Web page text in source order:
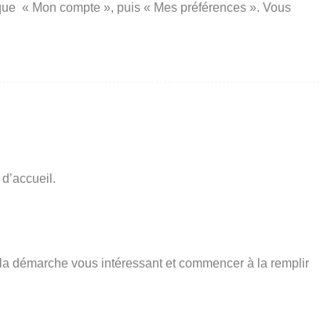
« Mon compte », puis « Mes préférences ». Vous
démarche vous intéressant et commencer à la remplir